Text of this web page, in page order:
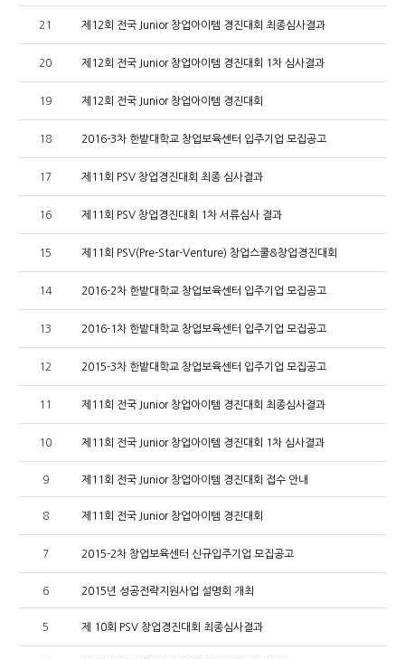
21 제12회 전국 Junior 창업아이템 경진대회 최종심사결과
20 제12회 전국 Junior 창업아이템 경진대회 1차 심사결과
19 제12회 전국 Junior 창업아이템 경진대회
18 2016-3차 한밭대학교 창업보육센터 입주기업 모집공고
17 제11회 PSV 창업경진대회 최종 심사결과
16 제11회 PSV 창업경진대회 1차 서류심사 결과
15 제11회 PSV(Pre-Star-Venture) 창업스쿨&창업경진대회
14 2016-2차 한밭대학교 창업보육센터 입주기업 모집공고
13 2016-1차 한밭대학교 창업보육센터 입주기업 모집공고
12 2015-3차 한밭대학교 창업보육센터 입주기업 모집공고
11 제11회 전국 Junior 창업아이템 경진대회 최종심사결과
10 제11회 전국 Junior 창업아이템 경진대회 1차 심사결과
9 제11회 전국 Junior 창업아이템 경진대회 접수 안내
8 제11회 전국 Junior 창업아이템 경진대회
7 2015-2차 창업보육센터 신규입주기업 모집공고
6 2015년 성공전략지원사업 설명회 개최
5 제 10회 PSV 창업경진대회 최종심사결과